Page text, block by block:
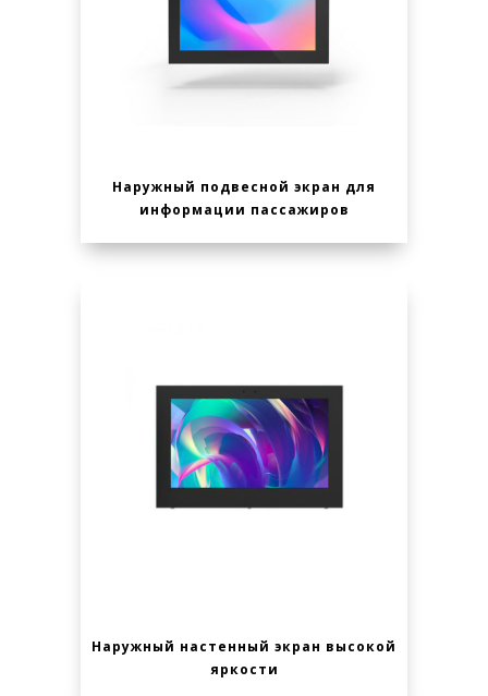
Наружный подвесной экран для
информации пассажиров
Наружный настенный экран высокой
яркости